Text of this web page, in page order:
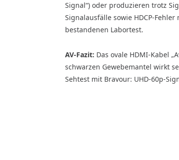
Signal“) oder produzieren trotz
Signalausfälle sowie HDCP-
bestandenen Labortest.
AV-Fazit: Das ovale HDMI-Kabel
schwarzen Gewebemantel wirkt
Sehtest mit Bravour: UHD-60p-